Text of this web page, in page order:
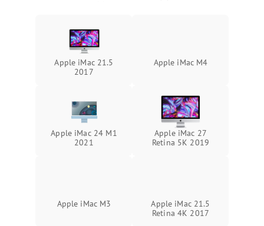
Неисправность микрофона
Повреждение внутренних проводов
Механические повреждения
Неисправность кнопок
Неисправность тачпада
(если есть)
микрофона
Apple iMac 21.5
2017
Apple iMac M4
Apple iMac 24 M1
2021
Apple iMac 27
Retina 5K 2019
Apple iMac M3
Apple iMac 21.5
Retina 4K 2017